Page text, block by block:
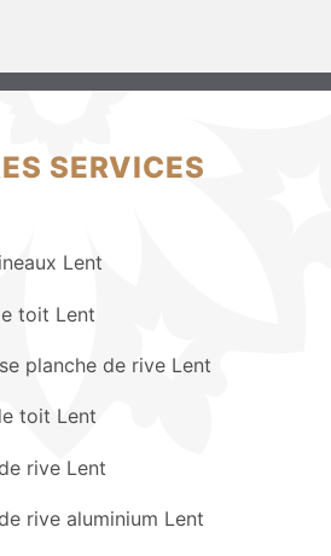
SERVICES
Lent
toit Lent
planche de rive Lent
toit Lent
rive Lent
rive aluminium Lent